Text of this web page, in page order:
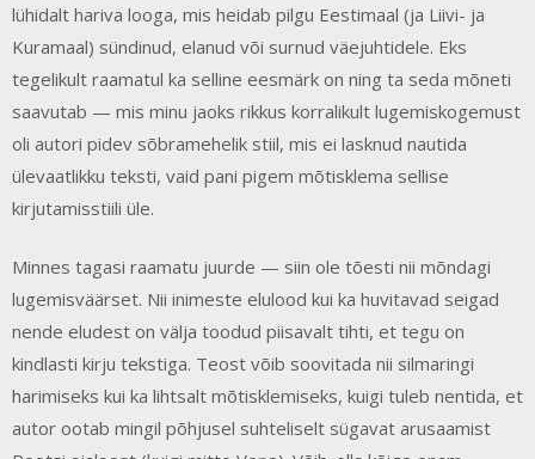
lühidalt hariva looga, mis heidab pilgu Eestimaal (ja Liivi- ja
Kuramaal) sündinud, elanud või surnud väejuhtidele. Eks
tegelikult raamatul ka selline eesmärk on ning ta seda mõneti
saavutab — mis minu jaoks rikkus korralikult lugemiskogemust
oli autori pidev sõbramehelik stiil, mis ei lasknud nautida
ülevaatlikku teksti, vaid pani pigem mõtisklema sellise
kirjutamisstiili üle.
Minnes tagasi raamatu juurde — siin ole tõesti nii mõndagi
lugemisväärset. Nii inimeste elulood kui ka huvitavad seigad
nende eludest on välja toodud piisavalt tihti, et tegu on
kindlasti kirju tekstiga. Teost võib soovitada nii silmaringi
harimiseks kui ka lihtsalt mõtisklemiseks, kuigi tuleb nentida, et
autor ootab mingil põhjusel suhteliselt sügavat arusaamist